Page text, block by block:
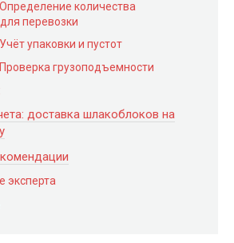
количества
перевозки
упаковки и пустот
грузоподъемности
доставка шлакоблоков на
эксперта